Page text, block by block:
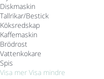
Diskmaskin
Tallrikar/Bestick
Köksredskap
Kaffemaskin
Brödrost
Vattenkokare
Spis
Visa mer Visa mindre